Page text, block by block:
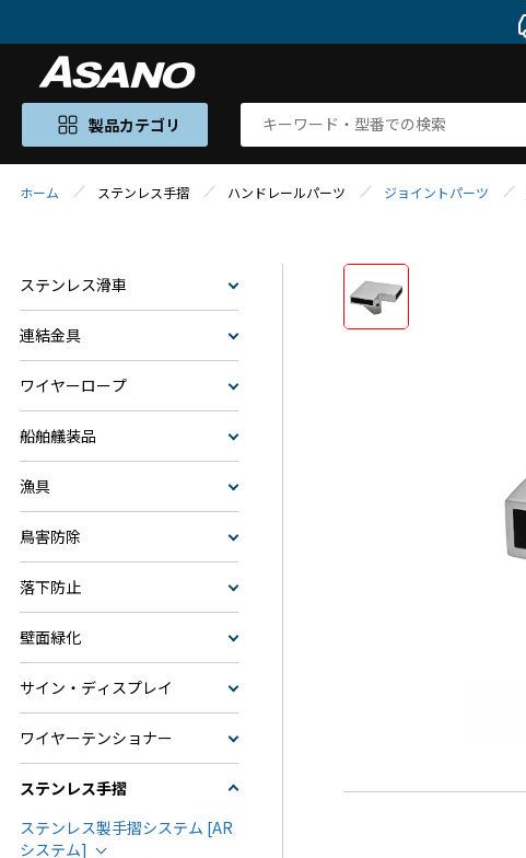
製品カテゴリ
ホーム ステンレス手摺 ハンドレールパーツ ジョイントパーツ
ステンレス滑車
連結金具
ワイヤーロープ
船舶艤装品
漁具
鳥害防除
落下防止
壁面緑化
サイン・ディスプレイ
ワイヤーテンショナー
ステンレス手摺
ステンレス製手摺システム [AR
システム]